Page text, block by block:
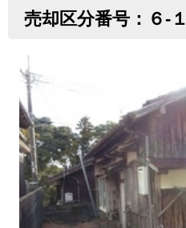
売却区分番号：６-１